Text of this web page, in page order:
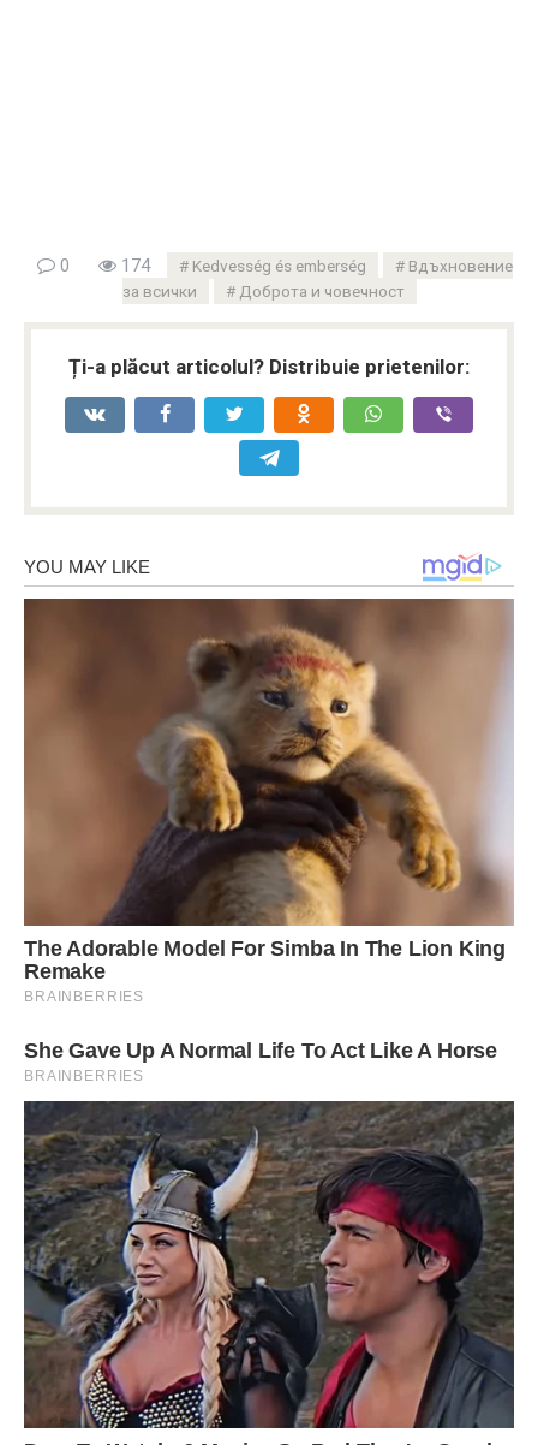
0 174 Kedvesség és emberség
Вдъхновение
за всички
Доброта и човечност
Ți-a plăcut articolul? Distribuie prietenilor: